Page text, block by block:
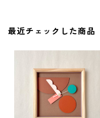
最近チェックした商品